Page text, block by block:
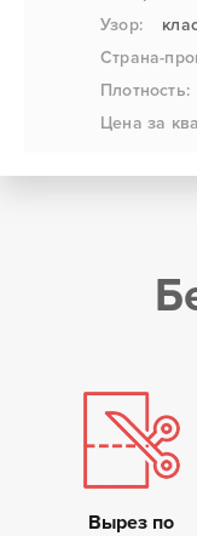
Узор:
Страна-
Плотность:
Цена за
Вырез по